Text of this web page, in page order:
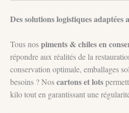
Des solutions logistiques adaptées
Tous nospiments & chiles en
répondre aux réalités de la
conservation optimale, emballages
besoins ? Noscartons et lots
kilo tout en garantissant une